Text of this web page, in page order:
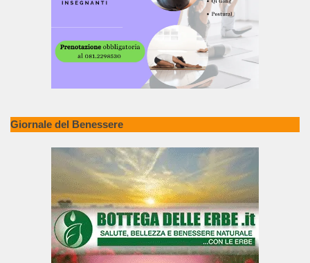
Giornale del Benessere